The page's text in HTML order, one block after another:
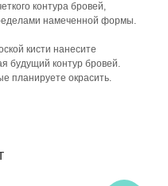
контура бровей,
намеченной формы.
кисти нанесите
будущий контур бровей.
планируете окрасить.